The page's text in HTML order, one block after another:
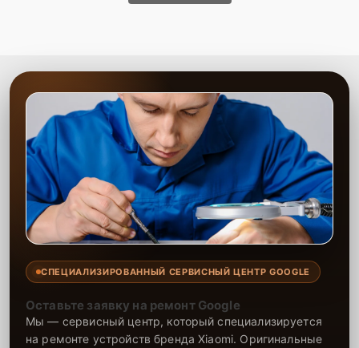
СПЕЦИАЛИЗИРОВАННЫЙ СЕРВИСНЫЙ ЦЕНТР GOOGLE
Оставьте заявку на ремонт Google
Мы — сервисный центр, который специализируется
на ремонте устройств бренда Xiaomi. Оригинальные